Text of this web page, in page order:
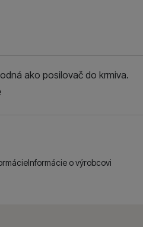
ako posilovač do krmiva.
Informácie o výrobcovi